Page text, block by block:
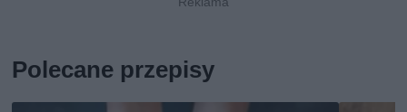
Polecane przepisy